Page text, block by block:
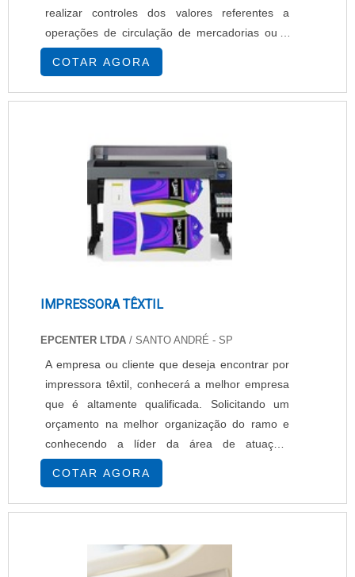
realizar controles dos valores referentes a
operações de circulação de mercadorias ou a
prestações de serviços. Definições do produto
Também pode ser definido como um
equipamento que substitui a forma manual para
comercial. Também conhec....
COTAR AGORA
IMPRESSORA TÊXTIL
EPCENTER LTDA / SANTO ANDRÉ - SP
A empresa ou cliente que deseja encontrar por
impressora têxtil, conhecerá a melhor empresa
que é altamente qualificada. Solicitando um
orçamento na melhor organização do ramo e
conhecendo a líder da área de atuação.
Quando o interesse é por impressora têxtil, com
os profissionais especializados da EPcenter
atingirá assertividade com pagamento
INTERESSANTES SOBRE IMPRESSORA
TÊXTILHá muitas maneiras eficientes de
COTAR AGORA